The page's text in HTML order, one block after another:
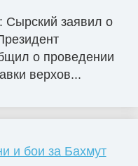
Сырский заявил о
о проведении
верхов...
и бои за Бахмут